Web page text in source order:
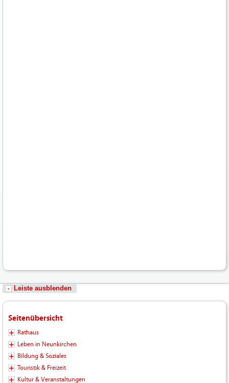
Leiste ausblenden
Seitenübersicht
Rathaus
Leben in Neunkirchen
Bildung & Soziales
Touristik & Freizeit
Kultur & Veranstaltungen